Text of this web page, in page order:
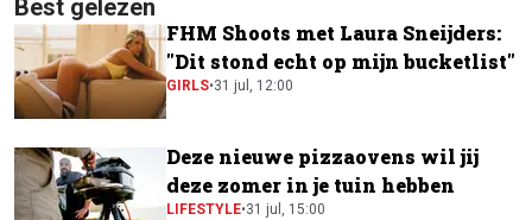
Best gelezen
FHM Shoots met Laura Sneijders:
"Dit stond echt op mijn bucketlist"
GIRLS•31 jul, 12:00
Deze nieuwe pizzaovens wil jij
deze zomer in je tuin hebben
LIFESTYLE•31 jul, 15:00